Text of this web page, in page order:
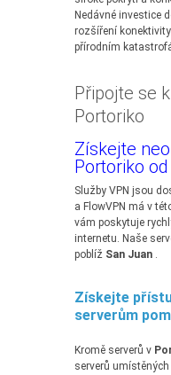
Nedávné investice
rozšíření
přírodním
Připojte se
Portoriko
Získejte
Portoriko
Služby VPN jsou
a FlowVPN má v
vám poskytuje
internetu. Naše
poblíž San Juan .
Získejte
serverům
Kromě serverů v
serverů